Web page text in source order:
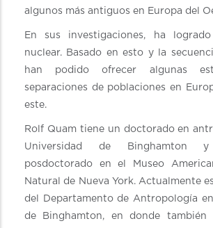
algunos más antiguos en Europa del
En sus investigaciones, ha
nuclear. Basado en esto y la
han podido ofrecer algunas
separaciones de poblaciones en
este.
Rolf Quam tiene un doctorado en
Universidad de Binghamton
posdoctorado en el Museo
Natural de Nueva York. Actualmente
del Departamento de Antropología
de Binghamton, en donde